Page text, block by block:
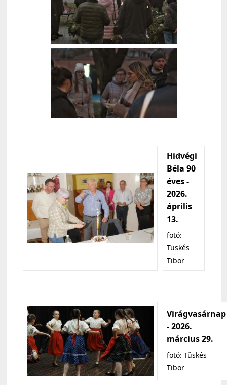
Hidvégi
Béla 90
éves -
2026.
április
13.
fotó:
Tüskés
Tibor
Virágvasárnap
- 2026.
március 29.
fotó: Tüskés
Tibor